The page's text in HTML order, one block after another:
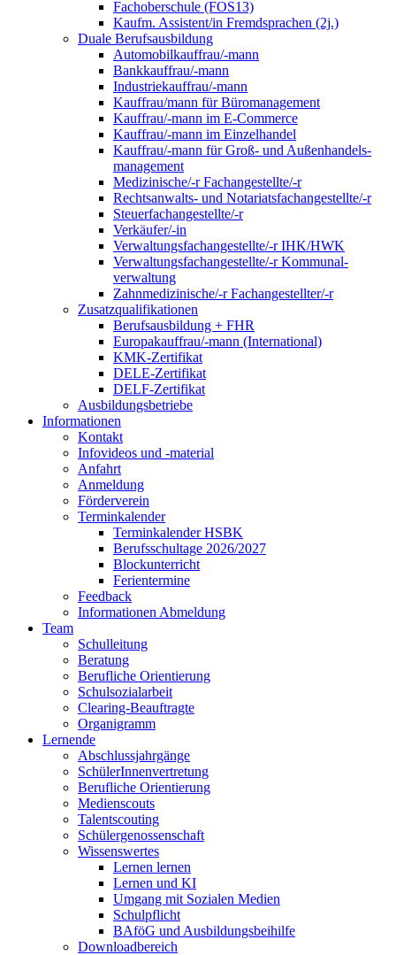
Fachoberschule (FOS13)
Kaufm. Assistent/in Fremdsprachen (2j.)
Duale Berufsausbildung
Automobilkauffrau/-mann
Bankkauffrau/-mann
Industriekauffrau/-mann
Kauffrau/mann für Büromanagement
Kauffrau/-mann im E-Commerce
Kauffrau/-mann im Einzelhandel
Kauffrau/-mann für Groß- und Außen­handels­
manage­ment
Medizinische/-r Fachangestellte/-r
Rechtsanwalts- und Notariatsfachangestellte/-r
Steuerfachangestellte/-r
Verkäufer/-in
Verwaltungs­fach­angestellte/-r IHK/HWK
Verwaltungsfach­angestellte/-r Kommunal­
verwaltung
Zahnmedizinische/-r Fachangestellter/-r
Zusatzqualifikationen
Berufsausbildung + FHR
Europakauffrau/-mann (International)
KMK-Zertifikat
DELE-Zertifikat
DELF-Zertifikat
Ausbildungsbetriebe
Informationen
Kontakt
Infovideos und -material
Anfahrt
Anmeldung
Förderverein
Terminkalender
Terminkalender HSBK
Berufsschultage 2026/2027
Blockunterricht
Ferientermine
Feedback
Informationen Abmeldung
Team
Schulleitung
Beratung
Berufliche Orientierung
Schulsozialarbeit
Clearing-Beauftragte
Organigramm
Lernende
Abschlussjahrgänge
SchülerInnenvertretung
Berufliche Orientierung
Medienscouts
Talentscouting
Schüler­genossen­schaft
Wissenswertes
Lernen lernen
Lernen und KI
Umgang mit Sozialen Medien
Schulpflicht
BAföG und Ausbildungsbeihilfe
Downloadbereich